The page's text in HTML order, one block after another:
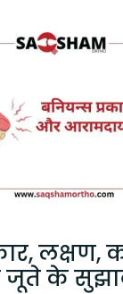
लक्षण,
जूते के